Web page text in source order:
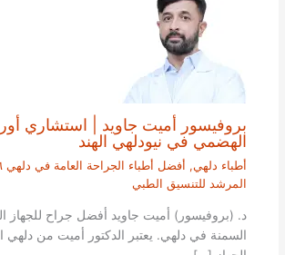
بروفيسور أميت جاويد | استشاري
الهضمي في نيودلهي الهند
أطباء دلهي, أفضل أطباء الجراحة العامة في دلهي ٢٠٢٦
المرشد للتنسيق الطبي
د. (بروفيسور) أميت جاويد أفضل جراح للجهاز
السمنة في دلهي. يعتبر الدكتور أميت من